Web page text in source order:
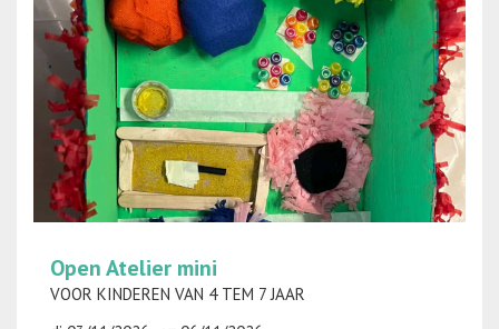
Open Atelier mini
VOOR KINDEREN VAN 4 TEM 7 JAAR